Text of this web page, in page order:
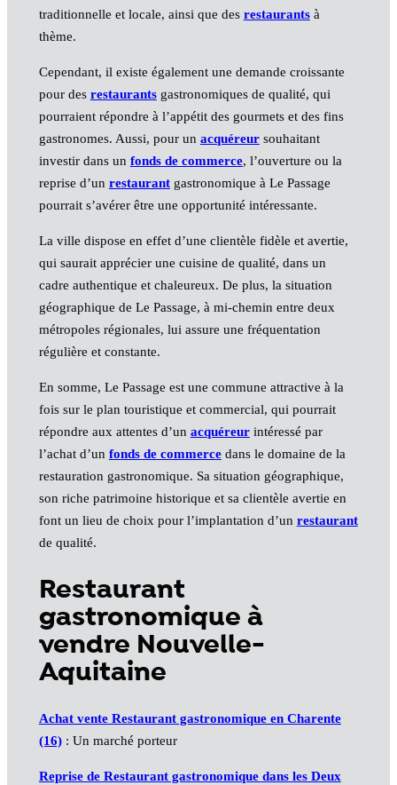
traditionnelle et locale, ainsi que des restaurantsà
thème.
Cependant, il existe également une demande croissante
pour des restaurantsgastronomiques de qualité, qui
pourraient répondre à l’appétit des gourmets et des fins
gastronomes. Aussi, pour un acquéreursouhaitant
investir dans un fonds de commerce, l’ouverture ou la
reprise d’un restaurantgastronomique à Le Passage
pourrait s’avérer être une opportunité intéressante.
La ville dispose en effet d’une clientèle fidèle et avertie,
qui saurait apprécier une cuisine de qualité, dans un
cadre authentique et chaleureux. De plus, la situation
géographique de Le Passage, à mi-chemin entre deux
métropoles régionales, lui assure une fréquentation
régulière et constante.
En somme, Le Passage est une commune attractive à la
fois sur le plan touristique et commercial, qui pourrait
répondre aux attentes d’un acquéreurintéressé par
l’achat d’un fonds de commercedans le domaine de la
restauration gastronomique. Sa situation géographique,
son riche patrimoine historique et sa clientèle avertie en
font un lieu de choix pour l’implantation d’un restaurant
de qualité.
Restaurant
gastronomique à
vendre Nouvelle-
Aquitaine
Achat vente Restaurant gastronomique en Charente
(16): Un marché porteur
Reprise de Restaurant gastronomique dans les Deux